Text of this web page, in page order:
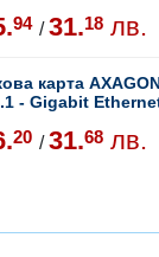
94 /31.18 лв.
карта
- Gigabit
20 /31.68 лв.